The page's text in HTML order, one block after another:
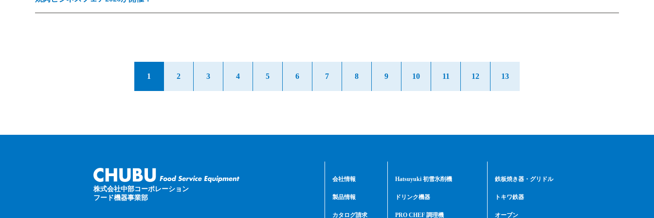
1 2 3 4 5 6 7 8 9 10 11 12 13
株式会社中部コーポレーション
フード機器事業部
会社情報
製品情報
カタログ請求
Hatsuyuki 初雪氷削機
ドリンク機器
PRO CHEF 調理機
鉄板焼き器・グリドル
トキワ鉄器
オーブン